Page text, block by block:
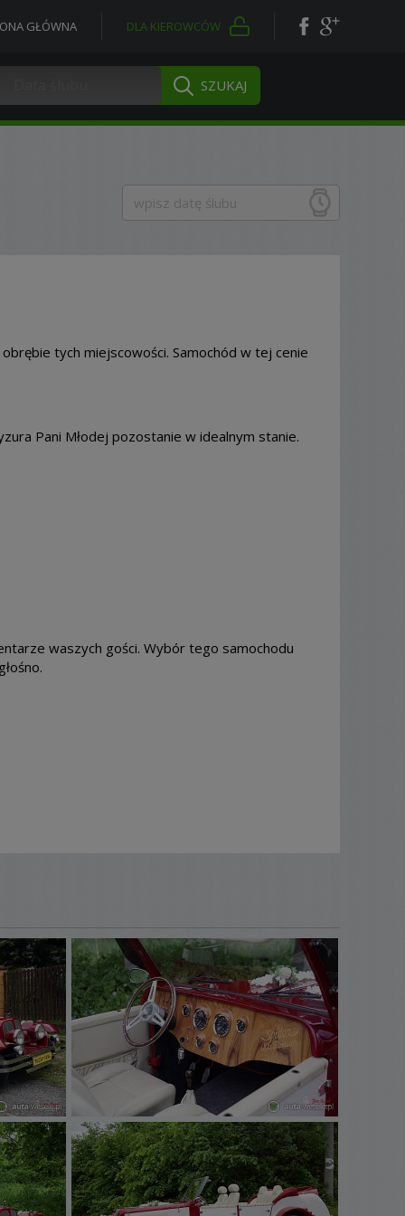
GŁÓWNA DLA KIEROWCÓW
tych miejscowości. Samochód w tej cenie
Pani Młodej pozostanie w idealnym stanie.
waszych gości. Wybór tego samochodu